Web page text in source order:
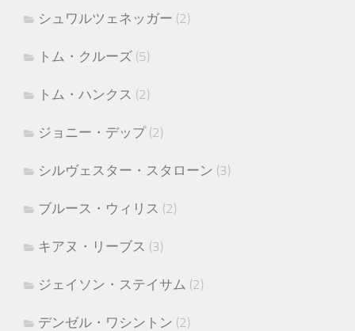
シュワルツェネッガー (2)
トム・クルーズ (5)
トム・ハンクス (2)
ジョニー・デップ(2)
シルヴェスター・スタローン (3)
ブルース・ウィリス (2)
キアヌ・リーブス (3)
ジェイソン・ステイサム (2)
デンゼル・ワシントン (2)